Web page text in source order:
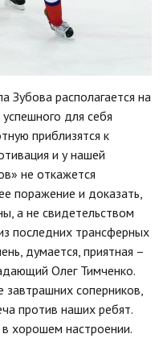
располагается на
для себя
приблизятся к
и у нашей
не откажется
поражение и доказать,
а не свидетельством
последних трансферных
думается, приятная –
Олег Тимченко.
завтрашних соперников,
против наших ребят.
хорошем настроении.